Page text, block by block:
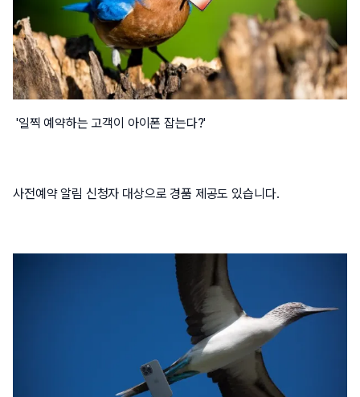
'일찍 예약하는 고객이 아이폰 잡는다?'
사전예약 알림 신청자 대상으로 경품 제공도 있습니다.